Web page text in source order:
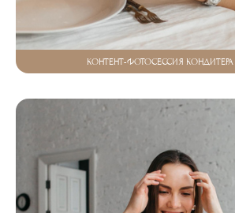
КОНТЕНТ-ФОТОСЕССИЯ